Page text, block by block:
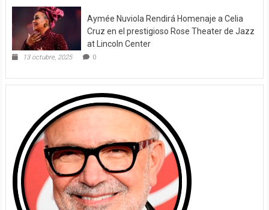
Aymée Nuviola Rendirá Homenaje a Celia
Cruz en el prestigioso Rose Theater de Jazz
at Lincoln Center
13 octubre, 2025 0